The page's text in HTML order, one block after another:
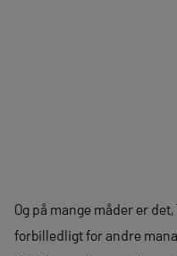
Og på mange måder er
forbilledligt for andre